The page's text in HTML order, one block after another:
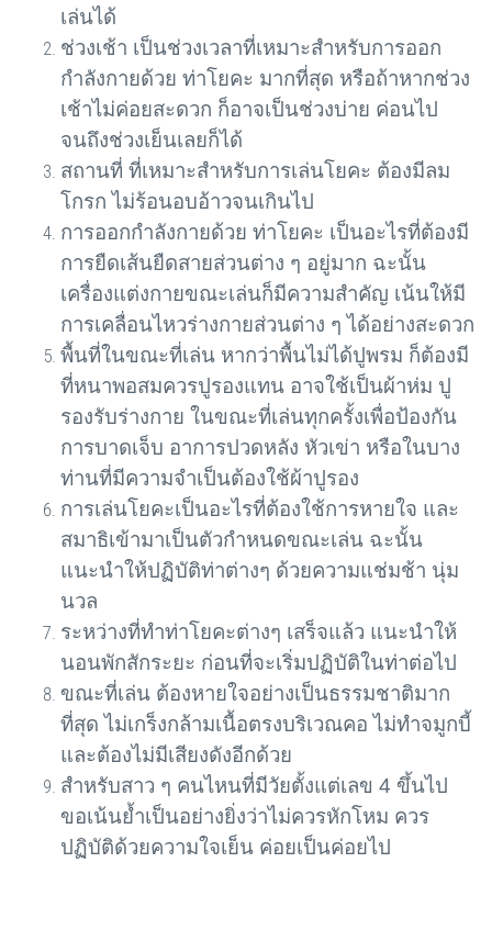
เล่นได้
ช่วงเช้า เป็นช่วงเวลาที่เหมาะสำหรับการออก
กำลังกายด้วย ท่าโยคะ มากที่สุด หรือถ้าหากช่วง
เช้าไม่ค่อยสะดวก ก็อาจเป็นช่วงบ่าย ค่อนไป
จนถึงช่วงเย็นเลยก็ได้
สถานที่ ที่เหมาะสำหรับการเล่นโยคะ ต้องมีลม
โกรก ไม่ร้อนอบอ้าวจนเกินไป
การออกกำลังกายด้วย ท่าโยคะ เป็นอะไรที่ต้องมี
การยืดเส้นยืดสายส่วนต่าง ๆ อยู่มาก ฉะนั้น
เครื่องแต่งกายขณะเล่นก็มีความสำคัญ เน้นให้มี
การเคลื่อนไหวร่างกายส่วนต่าง ๆ ได้อย่างสะดวก
พื้นที่ในขณะที่เล่น หากว่าพื้นไม่ได้ปูพรม ก็ต้องมี
ที่หนาพอสมควรปูรองแทน อาจใช้เป็นผ้าห่ม ปู
รองรับร่างกาย ในขณะที่เล่นทุกครั้งเพื่อป้องกัน
การบาดเจ็บ อาการปวดหลัง หัวเข่า หรือในบาง
ท่านที่มีความจำเป็นต้องใช้ผ้าปูรอง
การเล่นโยคะเป็นอะไรที่ต้องใช้การหายใจ และ
สมาธิเข้ามาเป็นตัวกำหนดขณะเล่น ฉะนั้น
แนะนำให้ปฏิบัติท่าต่างๆ ด้วยความแช่มช้า นุ่ม
นวล
ระหว่างที่ทำท่าโยคะต่างๆ เสร็จแล้ว แนะนำให้
นอนพักสักระยะ ก่อนที่จะเริ่มปฏิบัติในท่าต่อไป
ขณะที่เล่น ต้องหายใจอย่างเป็นธรรมชาติมาก
ที่สุด ไม่เกร็งกล้ามเนื้อตรงบริเวณคอ ไม่ทำจมูกบี้
และต้องไม่มีเสียงดังอีกด้วย
สำหรับสาว ๆ คนไหนที่มีวัยตั้งแต่เลข 4 ขึ้นไป
ขอเน้นย้ำเป็นอย่างยิ่งว่าไม่ควรหักโหม ควร
ปฏิบัติด้วยความใจเย็น ค่อยเป็นค่อยไป